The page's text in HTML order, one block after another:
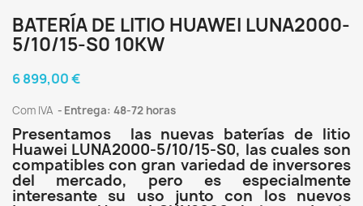
BATERÍA DE LITIO HUAWEI LUNA2000-
5/10/15-S0 10KW
6 899,00 €
Com IVA Entrega: 48-72 horas
Presentamos las nuevas baterías de litio
Huawei LUNA2000-5/10/15-S0, las cuales son
compatibles con gran variedad de inversores
del mercado, pero es especialmente
interesante su uso junto con los nuevos